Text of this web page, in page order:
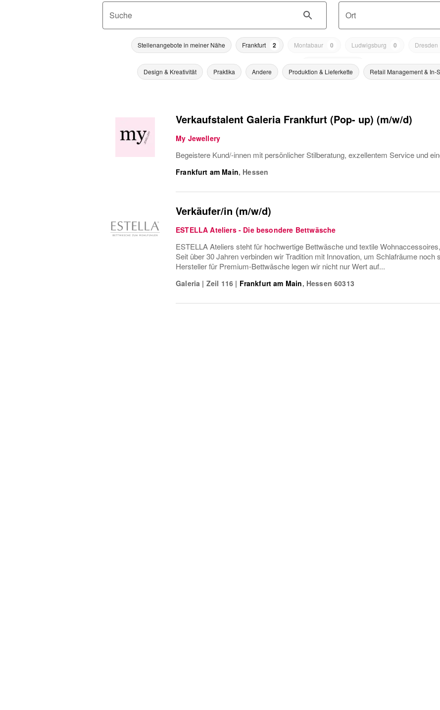
Suche Ort
Stellenangebote in meiner Nähe Frankfurt 2 Montabaur 0 Ludwigsburg 0 Dresden
Ober-Ramstadt 0
Design & Kreativität Praktika Andere Produktion & Lieferkette Retail Management & In-
Verkaufstalent Galeria Frankfurt (Pop- up) (m/w/d)
My Jewellery
Begeistere Kund/-innen mit persönlicher Stilberatung, exzellentem Service und
Frankfurt am Main, Hessen
Verkäufer/in (m/w/d)
ESTELLA Ateliers - Die besondere Bettwäsche
ESTELLA Ateliers steht für hochwertige Bettwäsche und textile
Seit über 30 Jahren verbinden wir Tradition mit Innovation, um Schlafräume noch
Hersteller für Premium-Bettwäsche legen wir nicht nur Wert auf...
Galeria | Zeil 116 | Frankfurt am Main, Hessen 60313